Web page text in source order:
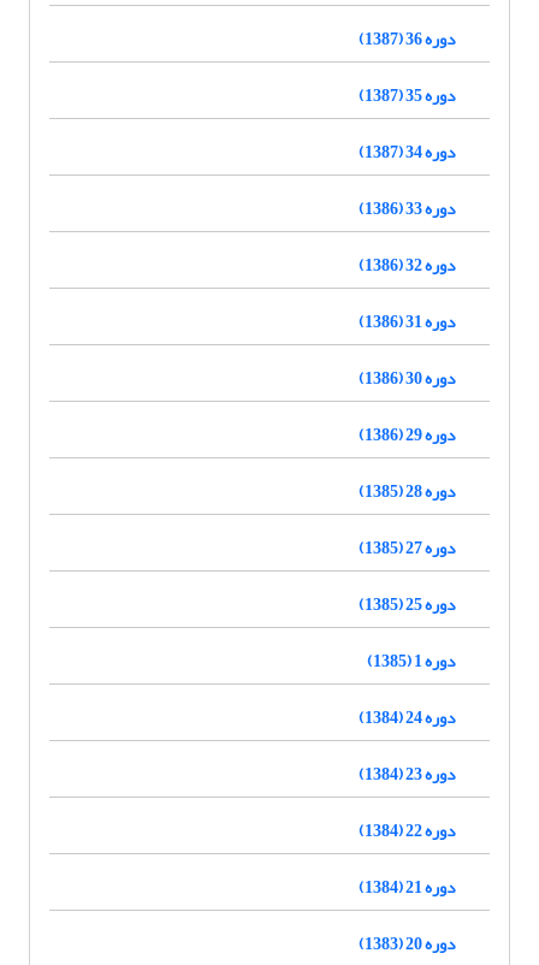
دوره 36 (1387)
دوره 35 (1387)
دوره 34 (1387)
دوره 33 (1386)
دوره 32 (1386)
دوره 31 (1386)
دوره 30 (1386)
دوره 29 (1386)
دوره 28 (1385)
دوره 27 (1385)
دوره 25 (1385)
دوره 1 (1385)
دوره 24 (1384)
دوره 23 (1384)
دوره 22 (1384)
دوره 21 (1384)
دوره 20 (1383)